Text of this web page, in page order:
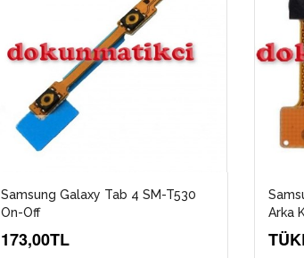
Samsung Galaxy Tab 4 SM-T530
On-Off
173,00TL
Arka